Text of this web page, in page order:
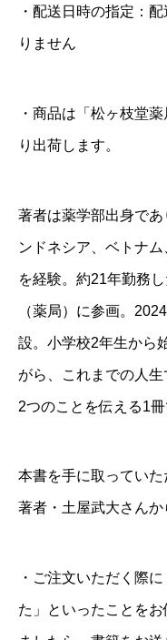
・配送日時の指定：
りません
・商品は「松ヶ枝堂
り出荷します。
著者は薬学部出身で
ンドネシア、ベトナ
を経験。約21年勤務
（薬局）に参画。
設。小学校2年生から
がら、これまでの人
2つのことを伝える1冊
本書を手に取っていた
著者・土屋武大さんか
・ご注文いただく際
た」といったことを